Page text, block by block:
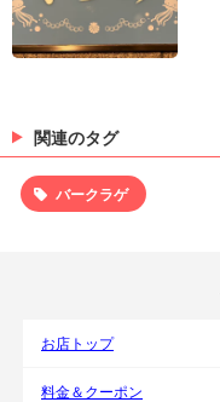
関連のタグ
バークラゲ
お店トップ
料金＆クーポン